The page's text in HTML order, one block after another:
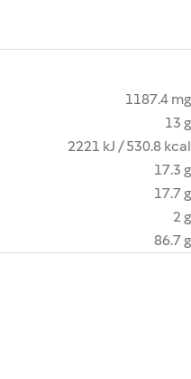
1187.4 mg
13 g
2221 kJ / 530.8 kcal
17.3 g
17.7 g
2 g
86.7 g